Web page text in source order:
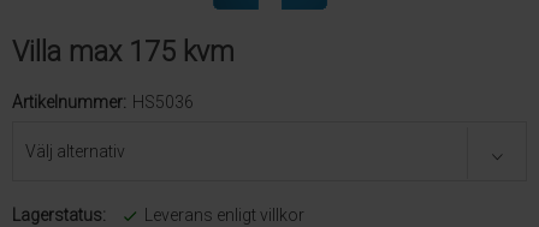
Villa max 175 kvm
Artikelnummer: HS5036
Lagerstatus: Leverans enligt villkor